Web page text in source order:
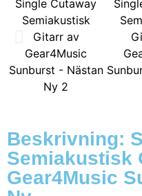
Beskrivning:
Semiakustisk
Gear4Music